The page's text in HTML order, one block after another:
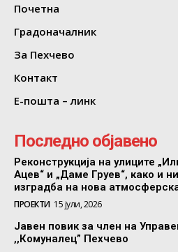
Почетна
Градоначалник
За Пехчево
Контакт
Е-пошта – линк
Последно објавено
Реконструкција на улиците
Ацев“ и „Даме Груев“, како и
изградба на нова
ПРОЕКТИ 15 јули, 2026
Јавен повик за член на
,,Комуналец” Пехчево